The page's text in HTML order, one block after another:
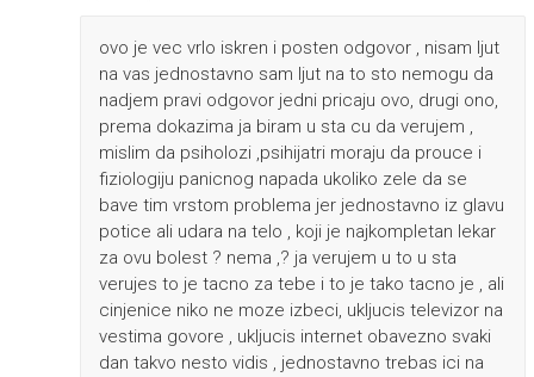
ovo je vec vrlo iskren i posten odgovor , nisam ljut
na vas jednostavno sam ljut na to sto nemogu da
nadjem pravi odgovor jedni pricaju ovo, drugi ono,
prema dokazima ja biram u sta cu da verujem ,
mislim da psiholozi ,psihijatri moraju da prouce i
fiziologiju panicnog napada ukoliko zele da se
bave tim vrstom problema jer jednostavno iz glavu
potice ali udara na telo , koji je najkompletan lekar
za ovu bolest ? nema ,? ja verujem u to u sta
verujes to je tacno za tebe i to je tako tacno je , ali
cinjenice niko ne moze izbeci, ukljucis televizor na
vestima govore , ukljucis internet obavezno svaki
dan takvo nesto vidis , jednostavno trebas ici na